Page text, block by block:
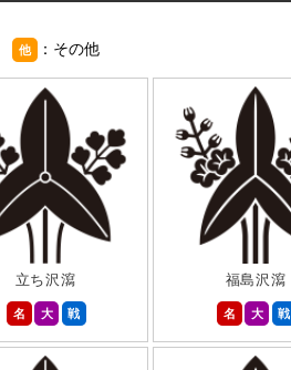
他 ：その他
立ち沢瀉
名
大 戦
福島沢瀉
名
大 戦